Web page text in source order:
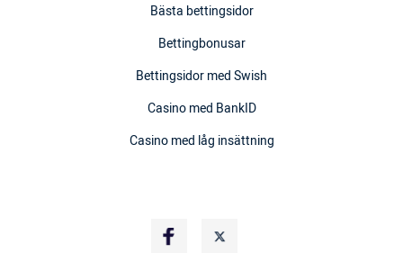
Bästa bettingsidor
Bettingbonusar
Bettingsidor med Swish
Casino med BankID
Casino med låg insättning